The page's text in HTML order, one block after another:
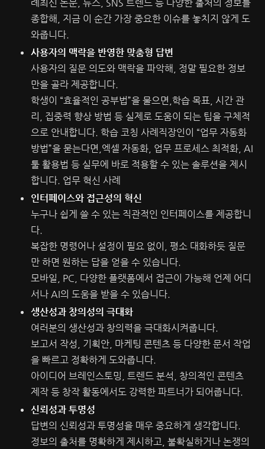
례 최신 논문, 뉴스, SNS 트렌드 등 다양한 출처의 정보를
종합해, 지금 이 순간 가장 중요한 이슈를 놓치지 않게 도
와줍니다.
사용자의 맥락을 반영한 맞춤형 답변
사용자의 질문 의도와 맥락을 파악해, 정말 필요한 정보
만을 골라 제공합니다.
학생이 “효율적인 공부법”을 물으면,학습 목표, 시간 관
리, 집중력 향상 방법 등 실제로 도움이 되는 팁을 구체적
으로 안내합니다. 학습 코칭 사례 직장인이 “업무 자동화
방법”을 묻는다면,엑셀 자동화, 업무 프로세스 최적화, AI
툴 활용법 등 실무에 바로 적용할 수 있는 솔루션을 제시
합니다. 업무 혁신 사례
인터페이스와 접근성의 혁신
누구나 쉽게 쓸 수 있는 직관적인 인터페이스를 제공합니
다.
복잡한 명령어나 설정이 필요 없이, 평소 대화하듯 질문
만 하면 원하는 답을 얻을 수 있습니다.
모바일, PC, 다양한 플랫폼에서 접근이 가능해 언제 어디
서나 AI의 도움을 받을 수 있습니다.
생산성과 창의성의 극대화
여러분의 생산성과 창의력을 극대화시켜줍니다.
보고서 작성, 기획안, 마케팅 콘텐츠 등 다양한 문서 작업
을 빠르고 정확하게 도와줍니다.
아이디어 브레인스토밍, 트렌드 분석, 창의적인 콘텐츠
제작 등 창작 활동에서도 강력한 파트너가 되어줍니다.
신뢰성과 투명성
답변의 신뢰성과 투명성을 매우 중요하게 생각합니다.
정보의 출처를 명확하게 제시하고, 불확실하거나 논쟁의